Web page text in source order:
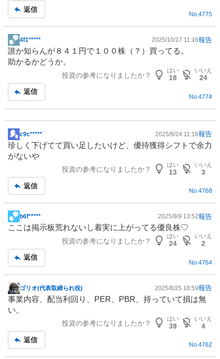
返信
No.4775
掲
示
板
4f1***** 2025/10/17 11:16報告
誰か知らんが８４１円で１００株（？）買ってる。
助かるかどうか。
投資の参考になりましたか？
はい
18
いいえ
24
返信
No. 4774
掲
示
板
c9c***** 2025/9/24 11:16報告
珍しく下げてて買い足したいけど、優待獲得シフトで余力
がないや
投資の参考になりましたか？
はい
13
いいえ
3
返信
No.4768
掲
示
事
b6f***** 2025/9/9 13:52報告
ここは掲示板荒れないし着実に上がってる優良株♡
投資の参考になりましたか？
はい
24
いいえ
2
返信
No. 4764
掲
示
板
ゴリオ(代表取締られ役) 2025/8/25 18:59報告
事業内容、配当利回り、PER、PBR、持っていて損は無
い。
投資の参考になりましたか？
はい
39
いいえ
4
返信
No.4762